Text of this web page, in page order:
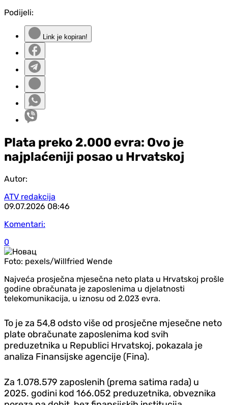
Podijeli:
Link je kopiran!
Plata preko 2.000 evra: Ovo je
najplaćeniji posao u Hrvatskoj
Autor:
ATV redakcija
09.07.2026 08:46
Komentari:
0
Foto: pexels/Willfried Wende
Najveća prosječna mjesečna neto plata u Hrvatskoj prošle
godine obračunata je zaposlenima u djelatnosti
telekomunikacija, u iznosu od 2.023 evra.
To je za 54,8 odsto više od prosječne mjesečne neto
plate obračunate zaposlenima kod svih
preduzetnika u Republici Hrvatskoj, pokazala je
analiza Finansijske agencije (Fina).
Za 1.078.579 zaposlenih (prema satima rada) u
2025. godini kod 166.052 preduzetnika, obveznika